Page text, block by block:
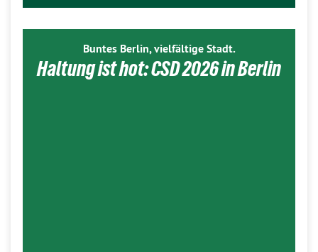
Buntes Berlin, vielfältige Stadt.
Haltung ist hot: CSD 2026 in Berlin